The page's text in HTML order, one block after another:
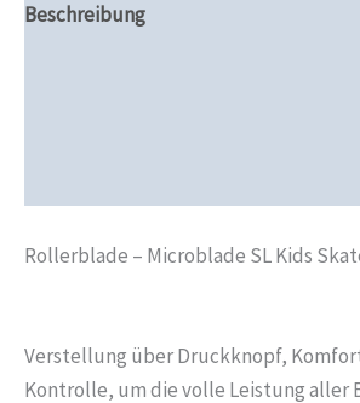
Beschreibung
Rollerblade – Microblade SL Kids
Verstellung über Druckknopf,
Kontrolle, um die volle Leistung aller